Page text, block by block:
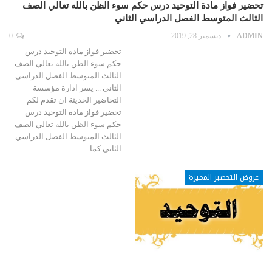
تحضير فواز مادة التوحيد درس حكم سوء الظن بالله تعالي الصف
الثالث المتوسط الفصل الدراسي الثاني
ADMIN ديسمبر 28, 2019
تحضير فواز مادة التوحيد درس
حكم سوء الظن بالله تعالي الصف
الثالث المتوسط الفصل الدراسي
الثاني ... يسر ادارة مؤسسة
التحاضير الحديثة ان تقدم لكم
تحضير فواز مادة التوحيد درس
حكم سوء الظن بالله تعالي الصف
الثالث المتوسط الفصل الدراسي
الثاني كما…
عروض التحضير المميزة